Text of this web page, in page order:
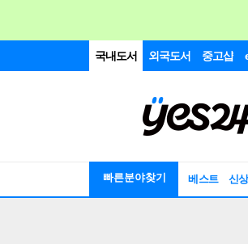
국내도서 외국도서 중고샵
빠른분야찾기 베스트 신